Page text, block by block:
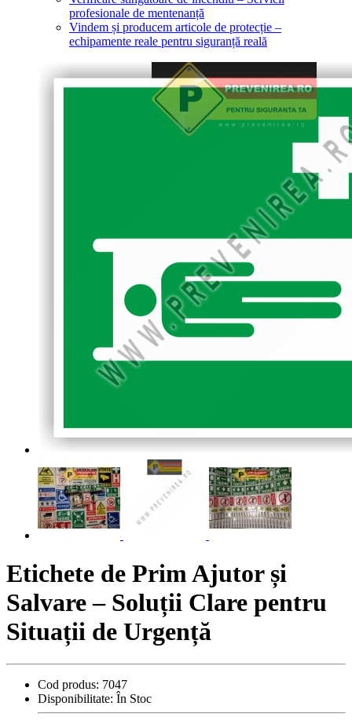
profesionale de mentenanță
Vindem și producem articole de protecție –
echipamente reale pentru siguranță reală
Etichete de Prim Ajutor și
Salvare – Soluții Clare pentru
Situații de Urgență
Cod produs: 7047
Disponibilitate: În Stoc